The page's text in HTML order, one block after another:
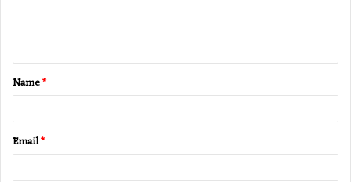
t
*
Name*
Email*